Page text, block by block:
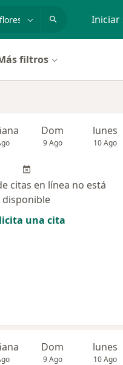
Iniciar
filtros
Dom
9 Ago
lunes
10 Ago
citas en línea no está
disponible
una cita
Dom
9 Ago
lunes
10 Ago